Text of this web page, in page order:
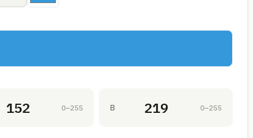
152 0–255 B 219 0–255